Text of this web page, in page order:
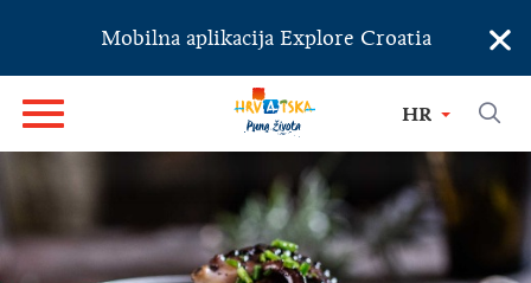
Mobilna aplikacija Explore Croatia ×
HR